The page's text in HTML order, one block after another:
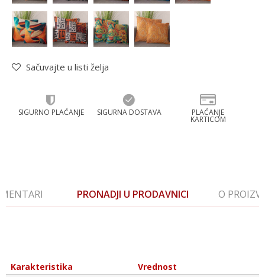
Sačuvajte u listi želja
SIGURNO PLAĆANJE SIGURNA DOSTAVA PLAĆANJE
KARTICOM
PRONADJI U PRODAVNICI O
Karakteristika
Vrednost